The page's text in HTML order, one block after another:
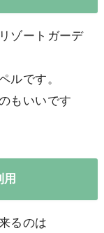
ゾートガーデ
ルです。
もいいです
るのは